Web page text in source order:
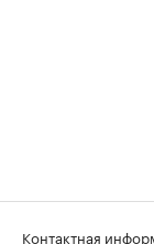
Контактная